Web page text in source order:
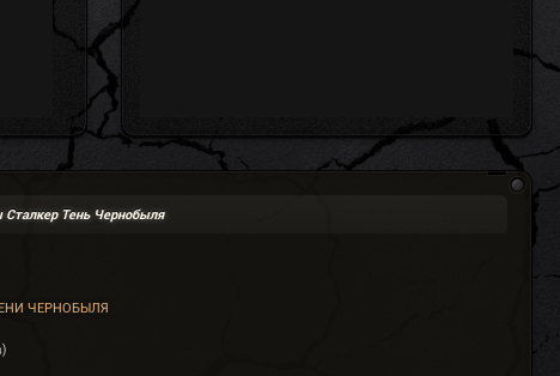
Тень Чернобыля
ЧЕРНОБЫЛЯ